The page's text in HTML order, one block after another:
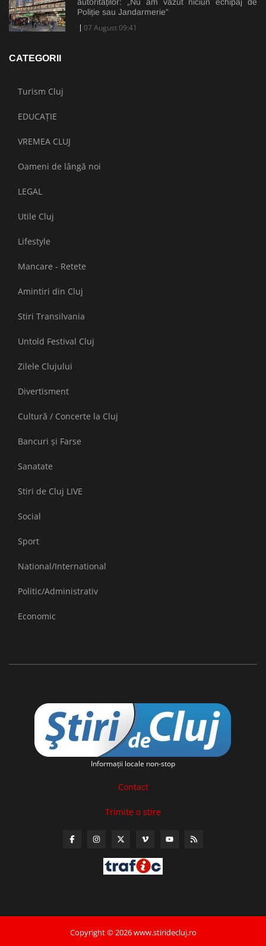
autorităților: „Nu am văzut niciun echipaj de
Poliție sau Jandarmerie”
07 August 09:41
CATEGORII
Turism Cluj
EDUCAȚIE
VREMEA CLUJ
Oameni de lângă noi
LEGAL
Utile Cluj
Lifestyle
Mancare - Retete
Amintiri din Cluj
Stiri Transilvania
Untold Festival Cluj
Zilele Clujului
Divertisment
Cultură / Concerte la Cluj
Bancuri și Farse
Sanatate
Stiri de Cluj LIVE
Social
Sport
National/International
Politic/Administrativ
Economic
Informaţii locale non-stop
Contact
Trimite o stire
Copyright © 2026 www.stiridecluj.ro